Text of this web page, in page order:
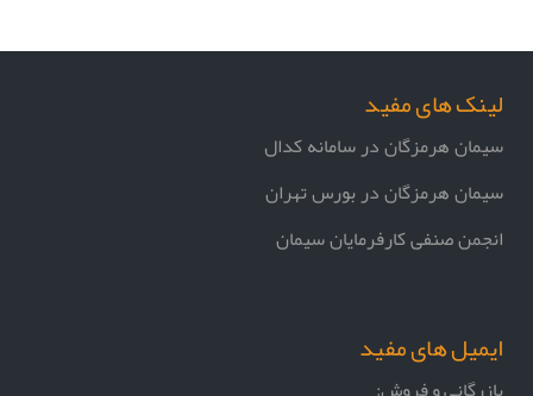
لینک های مفید
سیمان هرمزگان در سامانه کدال
سیمان هرمزگان در بورس تهران
انجمن صنفی کارفرمایان سیمان
ایمیل های مفید